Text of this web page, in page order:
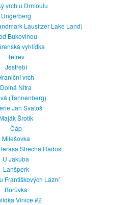
vrch u Drmoulu
Ungerberg
Lausitzer Lake Land)
Bukovinou
vyhlídka
Tetřev
Jestřebí
vrch
Dolná Nitra
(Tannenberg)
Jan Svatoš
Šrotík
Čáp
Milešovka
Střecha Radost
U Jakuba
Lanšperk
Františkových Lázní
Borůvka
Vinice #2